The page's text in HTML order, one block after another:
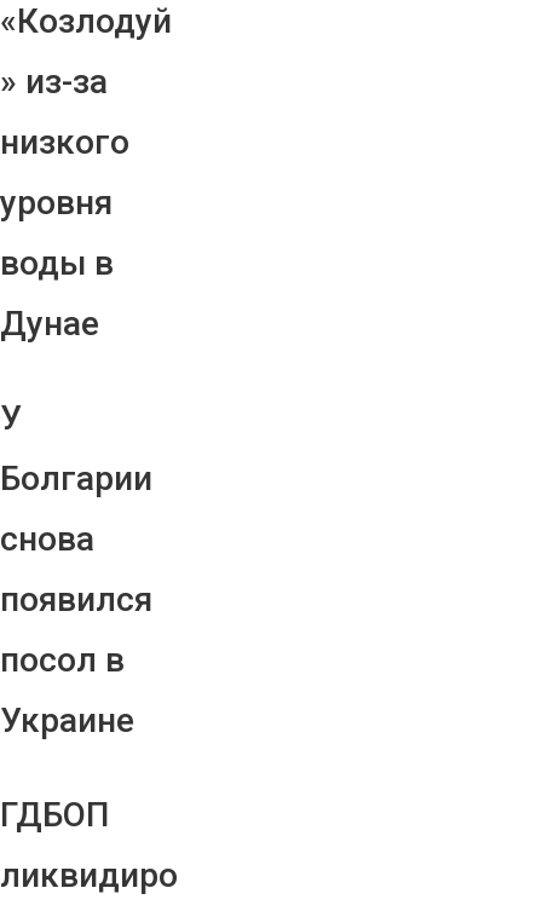
«Козлодуй
» из-за
низкого
уровня
воды в
Дунае
У
Болгарии
снова
появился
посол в
Украине
ГДБОП
ликвидиро